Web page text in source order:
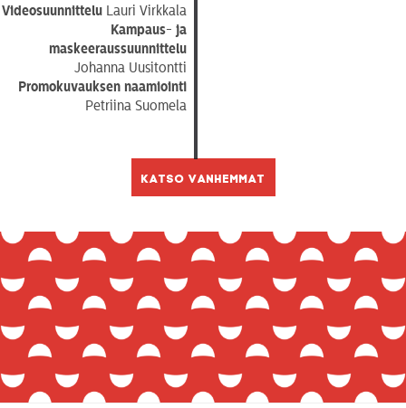
Videosuunnittelu
Lauri Virkkala
Kampaus- ja
maskeeraussuunnittelu
Johanna Uusitontti
Promokuvauksen naamiointi
Petriina Suomela
Katso vanhemmat